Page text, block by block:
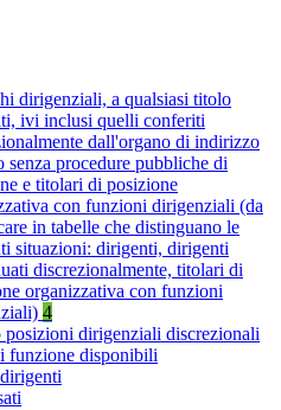
dirigenziali, a qualsiasi titolo
ivi inclusi quelli conferiti
dall'organo di indirizzo
senza procedure pubbliche di
e titolari di posizione
con funzioni dirigenziali (da
in tabelle che distinguano le
situazioni: dirigenti, dirigenti
discrezionalmente, titolari di
organizzativa con funzioni
4
posizioni dirigenziali discrezionali
funzione disponibili